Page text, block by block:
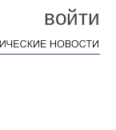
войти